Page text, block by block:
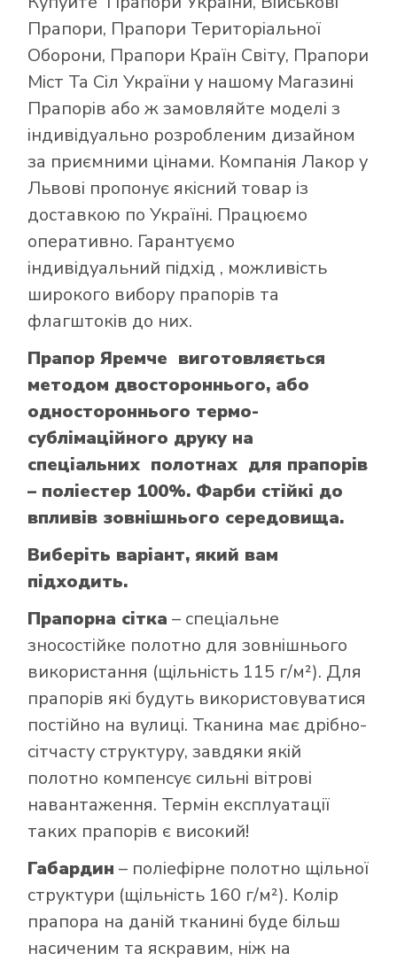
Прапори, Прапори Територіальної
Оборони, Прапори Країн Світу, Прапори
Міст Та Сіл України у нашому Магазині
Прапорів або ж замовляйте моделі з
індивідуально розробленим дизайном
за приємними цінами. Компанія Лакор у
Львові пропонує якісний товар із
доставкою по Україні. Працюємо
оперативно. Гарантуємо
індивідуальний підхід , можливість
широкого вибору прапорів та
флагштоків до них.
Прапор Яремче виготовляється
методом двостороннього, або
одностороннього термо-
сублімаційного друку на
спеціальних полотнах для прапорів
– поліестер 100%. Фарби стійкі до
впливів зовнішнього середовища.
Виберіть варіант, який вам
підходить.
Прапорна сітка – спеціальне
зносостійке полотно для зовнішнього
використання (щільність 115 г/м²). Для
прапорів які будуть використовуватися
постійно на вулиці. Тканина має дрібно-
сітчасту структуру, завдяки якій
полотно компенсує сильні вітрові
навантаження. Термін експлуатації
таких прапорів є високий!
Габардин – поліефірне полотно щільної
структури (щільність 160 г/м²). Колір
прапора на даній тканині буде більш
насиченим та яскравим, ніж на